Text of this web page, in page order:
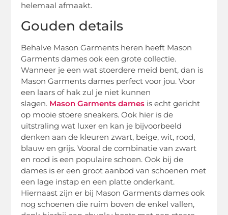
helemaal afmaakt.
Gouden details
Behalve Mason Garments heren heeft Mason
Garments dames ook een grote collectie.
Wanneer je een wat stoerdere meid bent, dan is
Mason Garments dames perfect voor jou. Voor
een laars of hak zul je niet kunnen
slagen. Mason Garments dames is echt gericht
op mooie stoere sneakers. Ook hier is de
uitstraling wat luxer en kan je bijvoorbeeld
denken aan de kleuren zwart, beige, wit, rood,
blauw en grijs. Vooral de combinatie van zwart
en rood is een populaire schoen. Ook bij de
dames is er een groot aanbod van schoenen met
een lage instap en een platte onderkant.
Hiernaast zijn er bij Mason Garments dames ook
nog schoenen die ruim boven de enkel vallen,